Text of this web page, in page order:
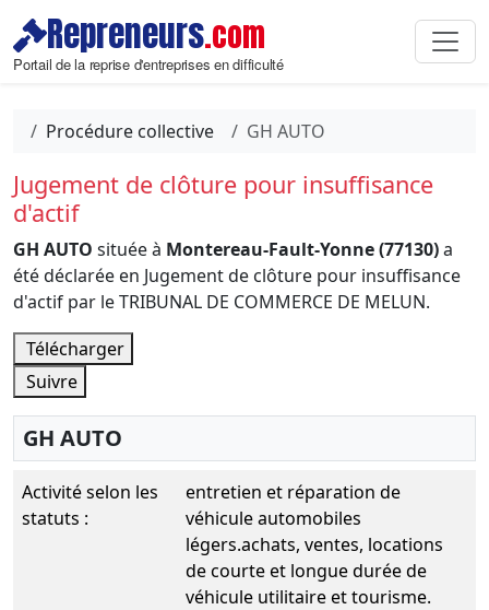
Repreneurs.com
Portail de la reprise d'entreprises en difficulté
Procédure collective GH AUTO
Jugement de clôture pour insuffisance
d'actif
GH AUTO située à Montereau-Fault-Yonne (77130)a
été déclarée en Jugement de clôture pour insuffisance
d'actif par le TRIBUNAL DE COMMERCE DE MELUN.
Télécharger
Suivre
GH AUTO
Activité selon les
statuts :
entretien et réparation de
véhicule automobiles
légers.achats, ventes, locations
de courte et longue durée de
véhicule utilitaire et tourisme.